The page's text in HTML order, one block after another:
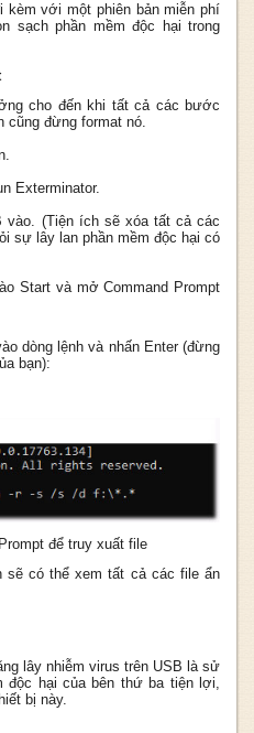
kèm với một phiên bản miễn phí
sạch phần mềm độc hại trong
cho đến khi tất cả các bước
cũng đừng format nó.
Exterminator.
vào. (Tiện ích sẽ xóa tất cả các
sự lây lan phần mềm độc hại có
Start và mở Command Prompt
dòng lệnh và nhấn Enter (đừng
bạn):
để truy xuất file
sẽ có thể xem tất cả các file ẩn
lây nhiễm virus trên USB là sử
độc hại của bên thứ ba tiện lợi,
bị này.